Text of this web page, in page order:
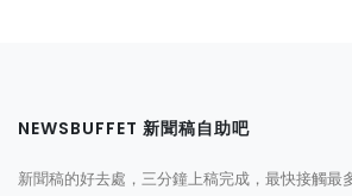
NEWSBUFFET 新聞稿自助吧
新聞稿的好去處，三分鐘上稿完成，最快接觸最